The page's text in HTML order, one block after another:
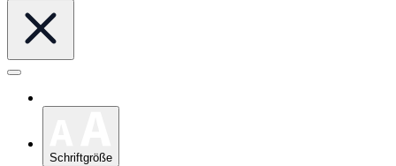
Schriftgröße